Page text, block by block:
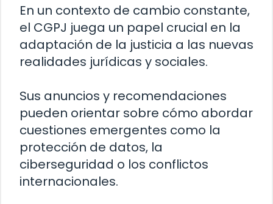
En un contexto de cambio constante,
el CGPJ juega un papel crucial en la
adaptación de la justicia a las nuevas
realidades jurídicas y sociales.
Sus anuncios y recomendaciones
pueden orientar sobre cómo abordar
cuestiones emergentes como la
protección de datos, la
ciberseguridad o los conflictos
internacionales.